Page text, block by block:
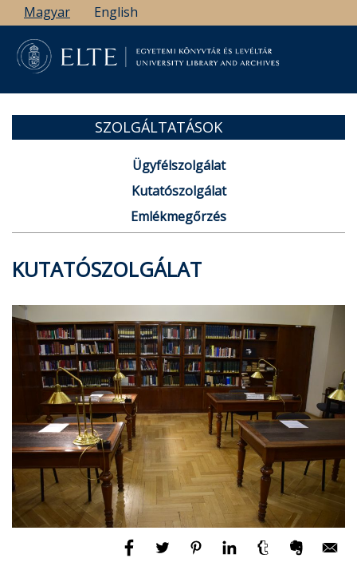
Ugrás
a
tartalomra
Magyar English
SZOLGÁLTATÁSOK
Ügyfélszolgálat
Kutatószolgálat
Emlékmegőrzés
KUTATÓSZOLGÁLAT